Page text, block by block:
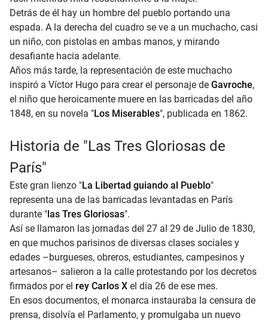
Detrás de él hay un hombre del pueblo portando una
espada. A la derecha del cuadro se ve a un muchacho, casi
un niño, con pistolas en ambas manos, y mirando
desafiante hacia adelante.
Años más tarde, la representación de este muchacho
inspiró a Víctor Hugo para crear el personaje de Gavroche,
el niño que heroicamente muere en las barricadas del año
1848, en su novela "Los Miserables", publicada en 1862.
Historia de "Las Tres Gloriosas de
París"
Este gran lienzo "La Libertad guiando al Pueblo"
representa una de las barricadas levantadas en París
durante "las Tres Gloriosas".
Así se llamaron las jornadas del 27 al 29 de Julio de 1830,
en que muchos parisinos de diversas clases sociales y
edades –burgueses, obreros, estudiantes, campesinos y
artesanos– salieron a la calle protestando por los decretos
firmados por el rey Carlos X el día 26 de ese mes.
En esos documentos, el monarca instauraba la censura de
prensa, disolvía el Parlamento, y promulgaba un nuevo